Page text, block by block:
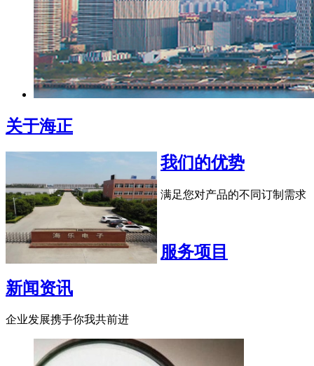
关于海正
我们的优势
满足您对产品的不同订制需求
服务项目
新闻资讯
企业发展携手你我共前进